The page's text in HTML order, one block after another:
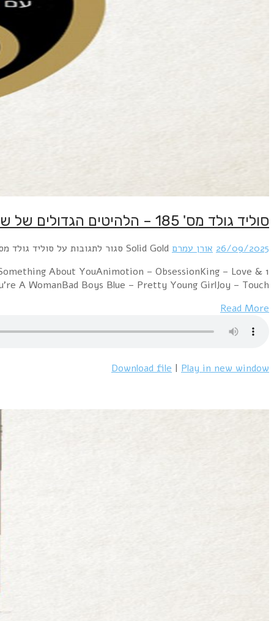
1 A-Ha – Take On MeNew Order –
PrideFalco – Rock Me